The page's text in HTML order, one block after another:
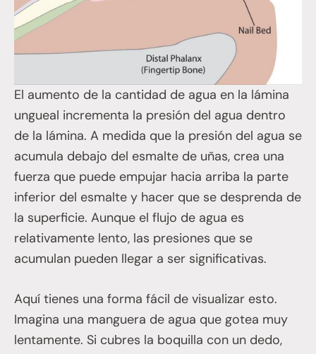
El aumento de la cantidad de agua en la lámina
ungueal incrementa la presión del agua dentro
de la lámina. A medida que la presión del agua se
acumula debajo del esmalte de uñas, crea una
fuerza que puede empujar hacia arriba la parte
inferior del esmalte y hacer que se desprenda de
la superficie. Aunque el flujo de agua es
relativamente lento, las presiones que se
acumulan pueden llegar a ser significativas.
Aquí tienes una forma fácil de visualizar esto.
Imagina una manguera de agua que gotea muy
lentamente. Si cubres la boquilla con un dedo,